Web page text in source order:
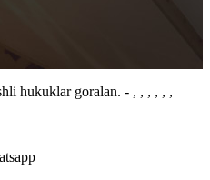
hukuklar goralan. - , , , , , ,